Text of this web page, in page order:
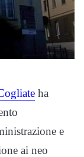
ha
e
ai neo